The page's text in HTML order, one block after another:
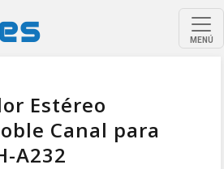
MENÚ
Estéreo
Canal para
A232